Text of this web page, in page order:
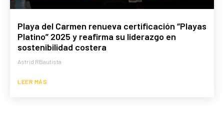
Playa del Carmen renueva certificación “Playas
Platino” 2025 y reafirma su liderazgo en
sostenibilidad costera
Astrid RBautista
LEER MÁS